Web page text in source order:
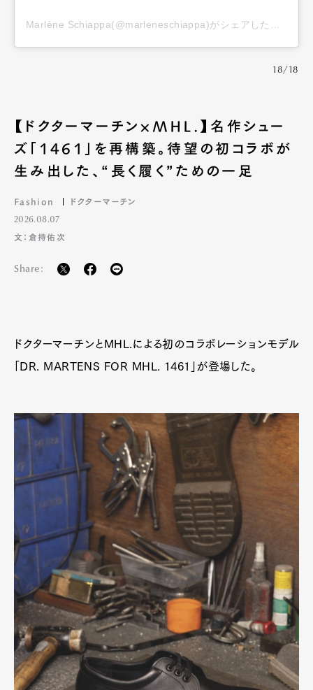
18/18
【ドクターマーチン×MHL.】名作シュー
ズ「1461」を再構築。待望の初コラボが
生み出した、“長く履く”ための一足
Fashion ドクターマーチン
2026.08.07
文：倉持佑次
Share:
ドクターマーチンとMHL.による初のコラボレーションモデル
「DR. MARTENS FOR MHL. 1461」が登場した。